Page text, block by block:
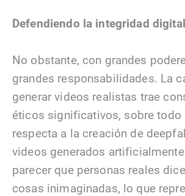
Defendiendo la integridad digital
No obstante, con grandes
grandes responsabilidades. La
generar videos realistas trae
éticos significativos, sobre todo
respecta a la creación de
videos generados
parecer que personas reales
cosas inimaginadas, lo que